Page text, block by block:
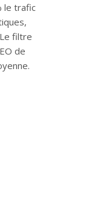
le trafic
filtre
de